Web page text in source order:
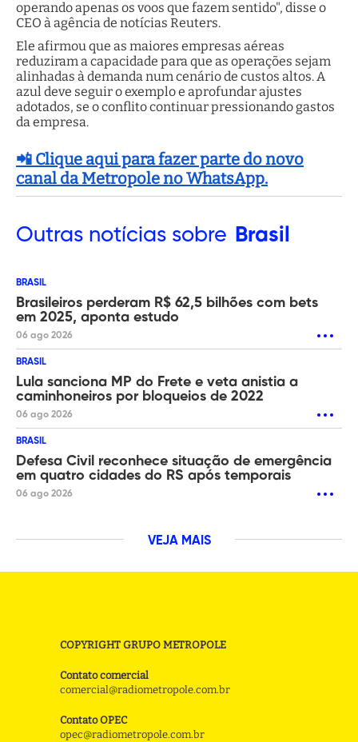
operando apenas os voos que fazem sentido", disse o
CEO à agência de notícias Reuters.
Ele afirmou que as maiores empresas aéreas
reduziram a capacidade para que as operações sejam
alinhadas à demanda num cenário de custos altos. A
azul deve seguir o exemplo e aprofundar ajustes
adotados, se o conflito continuar pressionando gastos
da empresa.
📲 Clique aqui para fazer parte do novo
canal da Metropole no WhatsApp.
Outras notícias sobre Brasil
BRASIL
Brasileiros perderam R$ 62,5 bilhões com bets
em 2025, aponta estudo
06 ago 2026
BRASIL
Lula sanciona MP do Frete e veta anistia a
caminhoneiros por bloqueios de 2022
06 ago 2026
BRASIL
Defesa Civil reconhece situação de emergência
em quatro cidades do RS após temporais
06 ago 2026
VEJA MAIS
COPYRIGHT GRUPO METROPOLE
Contato comercial
comercial@radiometropole.com.br
Contato OPEC
opec@radiometropole.com.br